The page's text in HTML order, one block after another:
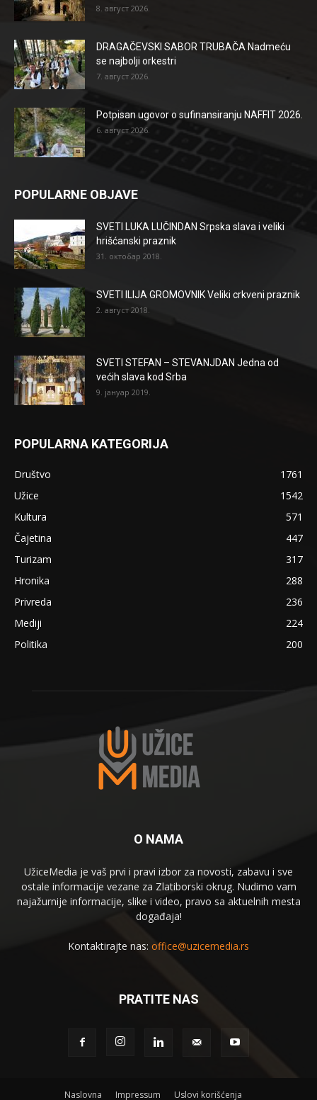
8. август 2026.
DRAGAČEVSKI SABOR TRUBAČA Nadmeću
se najbolji orkestri
7. август 2026.
Potpisan ugovor o sufinansiranju NAFFIT 2026.
6. август 2026.
POPULARNE OBJAVE
SVETI LUKA LUČINDAN Srpska slava i veliki
hrišćanski praznik
31. октобар 2018.
SVETI ILIJA GROMOVNIK Veliki crkveni praznik
2. август 2018.
SVETI STEFAN – STEVANJDAN Jedna od
većih slava kod Srba
9. јануар 2019.
POPULARNA KATEGORIJA
Društvo
1761
Užice
1542
Kultura
571
Čajetina
447
Turizam
317
Hronika
288
Privreda
236
Mediji
224
Politika
200
O NAMA
UžiceMedia je vaš prvi i pravi izbor za novosti, zabavu i sve
ostale informacije vezane za Zlatiborski okrug. Nudimo vam
najažurnije informacije, slike i video, pravo sa aktuelnih mesta
događaja!
Kontaktirajte nas: office@uzicemedia.rs
PRATITE NAS
Naslovna Impressum Uslovi korišćenja